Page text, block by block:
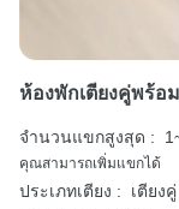
ห้องพักเตียงคู่พร้อ
จำนวนแขกสูงสุด :
คุณสามารถเพิ่มแขกได้
ประเภทเตียง :
เตียง